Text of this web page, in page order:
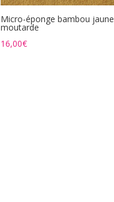
Micro-éponge bambou jaune
moutarde
16,00€